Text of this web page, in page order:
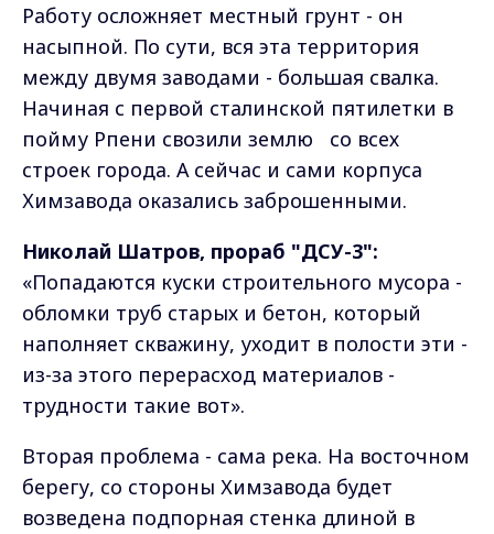
Работу осложняет местный грунт - он
насыпной. По сути, вся эта территория
между двумя заводами - большая свалка.
Начиная с первой сталинской пятилетки в
пойму Рпени свозили землю со всех
строек города. А сейчас и сами корпуса
Химзавода оказались заброшенными.
Николай Шатров, прораб "ДСУ-3":
«Попадаются куски строительного мусора -
обломки труб старых и бетон, который
наполняет скважину, уходит в полости эти -
из-за этого перерасход материалов -
трудности такие вот».
Вторая проблема - сама река. На восточном
берегу, со стороны Химзавода будет
возведена подпорная стенка длиной в